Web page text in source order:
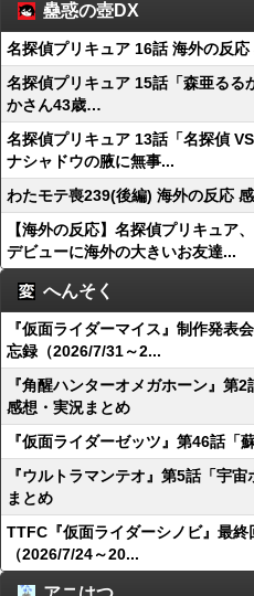
蠱惑の壺DX
名探偵プリキュア 16話 海外の反応
名探偵プリキュア 15話「森亜るる
かさん43歳…
名探偵プリキュア 13話「名探偵
ナシャドウの腋に無事...
わたモテ喪239(後編) 海外の反応
【海外の反応】名探偵プリキュア
デビューに海外の大きいお友達...
へんそく
『仮面ライダーマイス』制作発表
忘録（2026/7/31～2...
『角醒ハンターオメガホーン』第
感想・実況まとめ
『仮面ライダーゼッツ』第46話「
『ウルトラマンテオ』第5話「宇
まとめ
TTFC『仮面ライダーシノビ』最
（2026/7/24～20...